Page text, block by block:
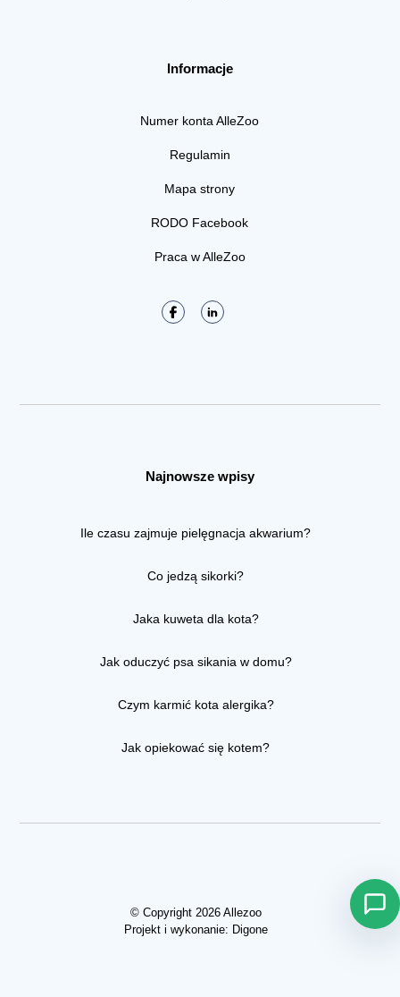
Informacje
Numer konta AlleZoo
Regulamin
Mapa strony
RODO Facebook
Praca w AlleZoo
Najnowsze wpisy
Ile czasu zajmuje pielęgnacja akwarium?
Co jedzą sikorki?
Jaka kuweta dla kota?
Jak oduczyć psa sikania w domu?
Czym karmić kota alergika?
Jak opiekować się kotem?
© Copyright 2026 Allezoo
Projekt i wykonanie: Digone